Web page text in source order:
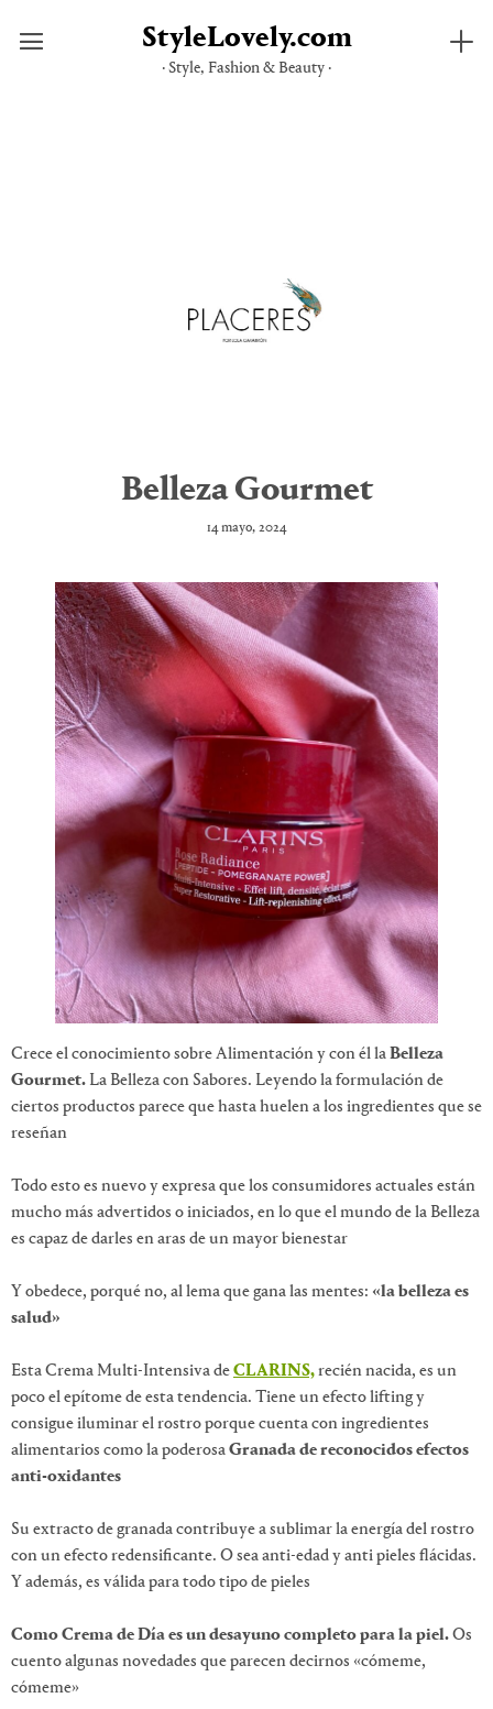
StyleLovely.com
· Style, Fashion & Beauty ·
Belleza Gourmet
14 mayo, 2024
Crece el conocimiento sobre Alimentación y con él laBelleza
Gourmet. La Belleza con Sabores. Leyendo la formulación de
ciertos productos parece que hasta huelen a los ingredientes que se
reseñan
Todo esto es nuevo y expresa que los consumidores actuales están
mucho más advertidos o iniciados, en lo que el mundo de la Belleza
es capaz de darles en aras de un mayor bienestar
Y obedece, porqué no, al lema que gana las mentes: «la belleza es
salud»
Esta Crema Multi-Intensiva deCLARINS,recién nacida, es un
poco el epítome de esta tendencia. Tiene un efecto lifting y
consigue iluminar el rostro porque cuenta con ingredientes
alimentarios como la poderosaGranada de reconocidos efectos
anti-oxidantes
Su extracto de granada contribuye a sublimar la energía del rostro
con un efecto redensificante. O sea anti-edad y anti pieles flácidas.
Y además, es válida para todo tipo de pieles
Como Crema de Día es un desayuno completo para la piel.Os
cuento algunas novedades que parecen decirnos «cómeme,
cómeme»